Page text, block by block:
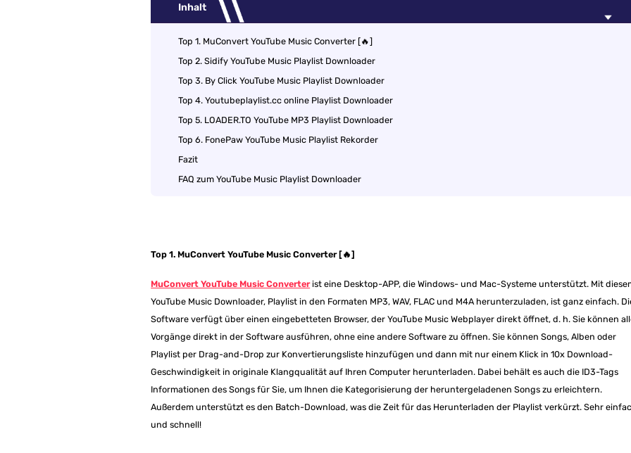
Inhalt
Top 1. MuConvert YouTube Music Converter [🔥]
Top 2. Sidify YouTube Music Playlist Downloader
Top 3. By Click YouTube Music Playlist Downloader
Top 4. Youtubeplaylist.cc online Playlist Downloader
Top 5. LOADER.TO YouTube MP3 Playlist Downloader
Top 6. FonePaw YouTube Music Playlist Rekorder
Fazit
FAQ zum YouTube Music Playlist Downloader
Top 1. MuConvert YouTube Music Converter [🔥]
MuConvert YouTube Music Converterist eine Desktop-APP, die Windows- und Mac-Systeme unterstützt. Mit
YouTube Music Downloader, Playlist in den Formaten MP3, WAV, FLAC und M4A herunterzuladen, ist ganz einfach.
Software verfügt über einen eingebetteten Browser, der YouTube Music Webplayer direkt öffnet, d. h. Sie können
Vorgänge direkt in der Software ausführen, ohne eine andere Software zu öffnen. Sie können Songs, Alben oder
Playlist per Drag-and-Drop zur Konvertierungsliste hinzufügen und dann mit nur einem Klick in 10x Download-
Geschwindigkeit in originale Klangqualität auf Ihren Computer herunterladen. Dabei behält es auch die ID3-Tags
Informationen des Songs für Sie, um Ihnen die Kategorisierung der heruntergeladenen Songs zu erleichtern.
Außerdem unterstützt es den Batch-Download, was die Zeit für das Herunterladen der Playlist verkürzt. Sehr
und schnell!